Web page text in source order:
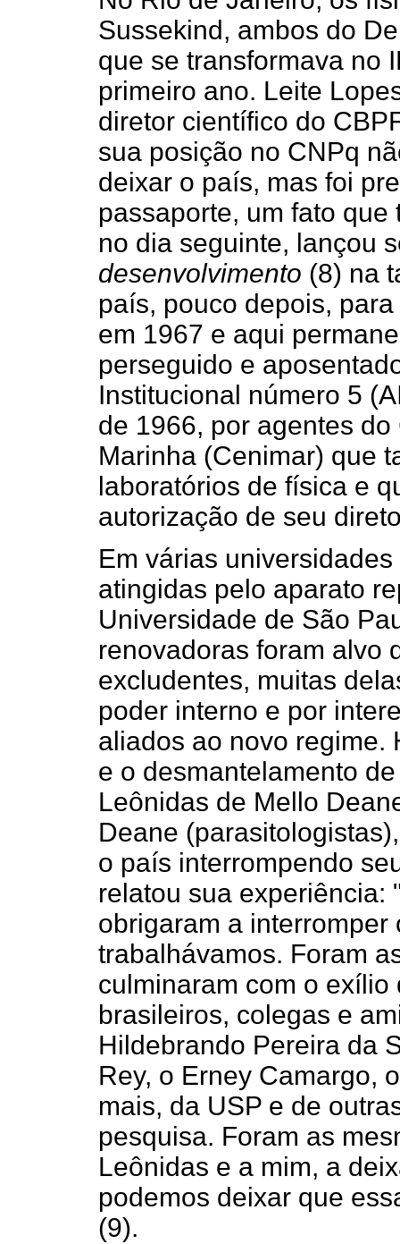
Sussekind, ambos do
que se transformava no
primeiro ano. Leite
diretor científico do
sua posição no CNPq
deixar o país, mas foi
passaporte, um fato
no dia seguinte, lançou
desenvolvimento (8) na
país, pouco depois,
em 1967 e aqui
perseguido e
Institucional número 5
de 1966, por agentes
Marinha (Cenimar) que
laboratórios de física e
autorização de seu
Em várias
atingidas pelo aparato
Universidade de São
renovadoras foram alvo
excludentes, muitas
poder interno e por
aliados ao novo regime.
e o desmantelamento
Leônidas de Mello
Deane
o país interrompendo
relatou sua experiência:
obrigaram a interromper
trabalhávamos. Foram
culminaram com o
brasileiros, colegas e
Hildebrando Pereira da
Rey, o Erney Camargo,
mais, da USP e de
pesquisa. Foram as
Leônidas e a mim, a
podemos deixar que
(9).